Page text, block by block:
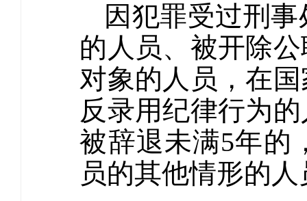
因犯罪受过刑
的人员、被开除
对象的人员，在
反录用纪律行为
被辞退未满5年的
员的其他情形的